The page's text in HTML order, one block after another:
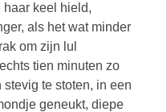
keel hield,
als het wat minder
om zijn lul
tien minuten zo
te stoten, in een
geneukt, diepe